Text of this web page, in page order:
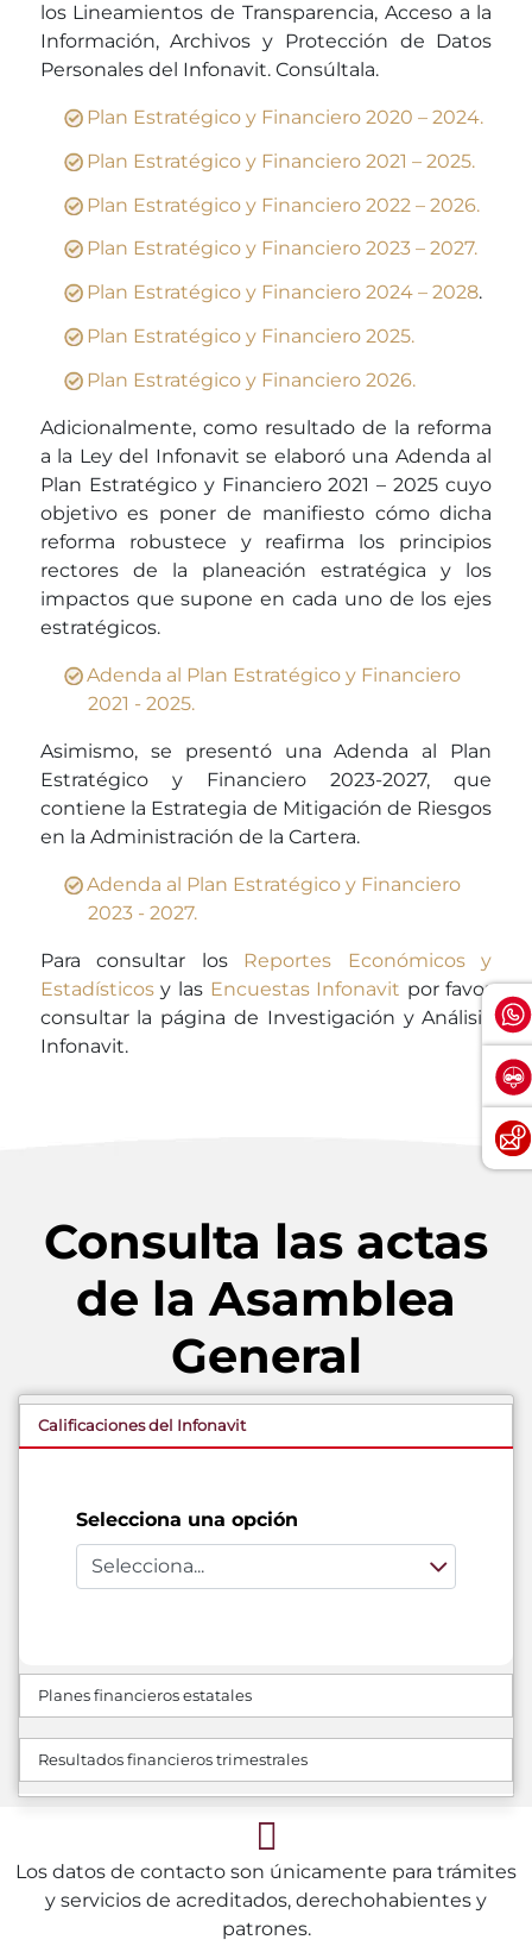
los Lineamientos de Transparencia, Acceso a la
Información, Archivos y Protección de Datos
Personales del Infonavit. Consúltala.
Plan Estratégico y Financiero 2020 – 2024.
Plan Estratégico y Financiero 2021 – 2025.
Plan Estratégico y Financiero 2022 – 2026.
Plan Estratégico y Financiero 2023 – 2027.
Plan Estratégico y Financiero 2024 – 2028.
Plan Estratégico y Financiero 2025.
Plan Estratégico y Financiero 2026.
Adicionalmente, como resultado de la reforma
a la Ley del Infonavit se elaboró una Adenda al
Plan Estratégico y Financiero 2021 – 2025 cuyo
objetivo es poner de manifiesto cómo dicha
reforma robustece y reafirma los principios
rectores de la planeación estratégica y los
impactos que supone en cada uno de los ejes
estratégicos.
Adenda al Plan Estratégico y Financiero
2021 - 2025.
Asimismo, se presentó una Adenda al Plan
Estratégico y Financiero 2023-2027, que
contiene la Estrategia de Mitigación de Riesgos
en la Administración de la Cartera.
Adenda al Plan Estratégico y Financiero
2023 - 2027.
Para consultar los Reportes Económicos y
Estadísticosy las Encuestas Infonavit por favor
consultar la página de Investigación y Análisis
Infonavit.
Consulta las actas
de la Asamblea
General
Calificaciones del Infonavit
Selecciona una opción
Planes financieros estatales
Resultados financieros trimestrales
Los datos de contacto son únicamente para trámites
y servicios de acreditados, derechohabientes y
patrones.